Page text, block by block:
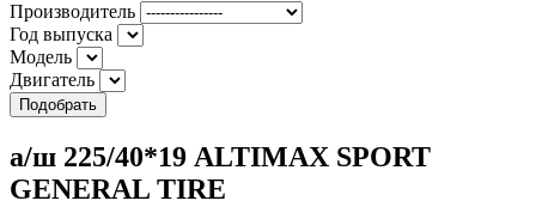
Производитель
Год выпуска
Модель
Двигатель
Подобрать
а/ш 225/40*19 ALTIMAX SPORT
GENERAL TIRE